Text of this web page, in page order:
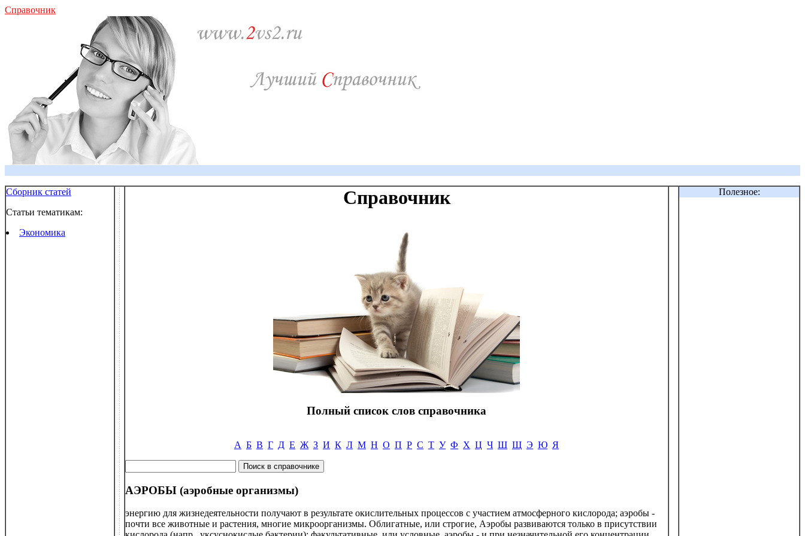
Справочник
Сборник статей
Статьи тематикам:
Экономика
Справочник
Полный список слов справочника
А Б В Г Д Е Ж З И К Л М Н О П Р С Т У Ф Х Ц Ч Ш Щ Э Ю Я
АЭРОБЫ (аэробные организмы)
энергию для жизнедеятельности получают в результате окислительных процессов с участием атмосферного кислорода; аэробы -
почти все животные и растения, многие микроорганизмы. Облигатные, или строгие, Аэробы развиваются только в присутствии
Полезное: